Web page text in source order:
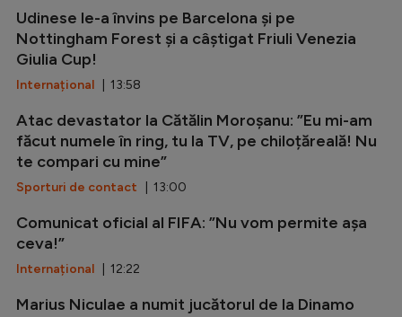
Udinese le-a învins pe Barcelona și pe
Nottingham Forest și a câștigat Friuli Venezia
Giulia Cup!
Internațional | 13:58
Atac devastator la Cătălin Moroșanu: ”Eu mi-am
făcut numele în ring, tu la TV, pe chiloțăreală! Nu
te compari cu mine”
Sporturi de contact | 13:00
Comunicat oficial al FIFA: ”Nu vom permite așa
ceva!”
Internațional | 12:22
Marius Niculae a numit jucătorul de la Dinamo